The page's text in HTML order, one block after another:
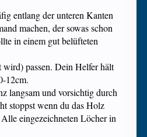
entlang der unteren Kanten
machen, der sowas schon
in einem gut belüfteten
wird) passen. Dein Helfer hält
12cm.
langsam und vorsichtig durch
stoppst wenn du das Holz
eingezeichneten Löcher in